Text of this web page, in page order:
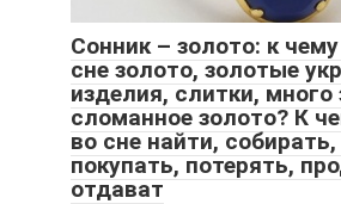
Сонник – золото: к
сне золото, золотые
изделия, слитки, много
сломанное золото? К
во сне найти,
покупать, потерять,
отдават